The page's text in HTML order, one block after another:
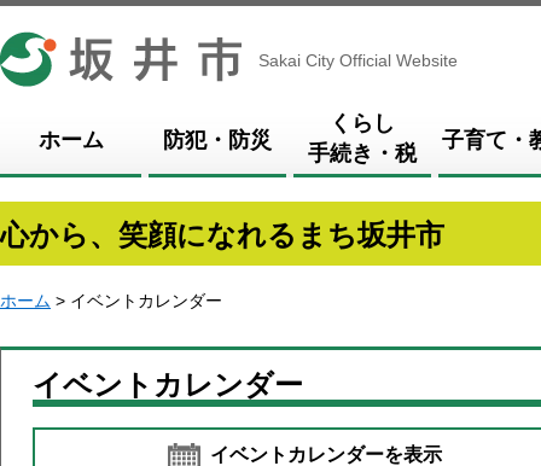
坂井市
Sakai City Official Website
ホーム 防犯・防災
くらし
手続き・税
子育て・
心から、笑顔になれるまち坂井市
ホーム > イベントカレンダー
イベントカレンダー
イベントカレンダーを表示